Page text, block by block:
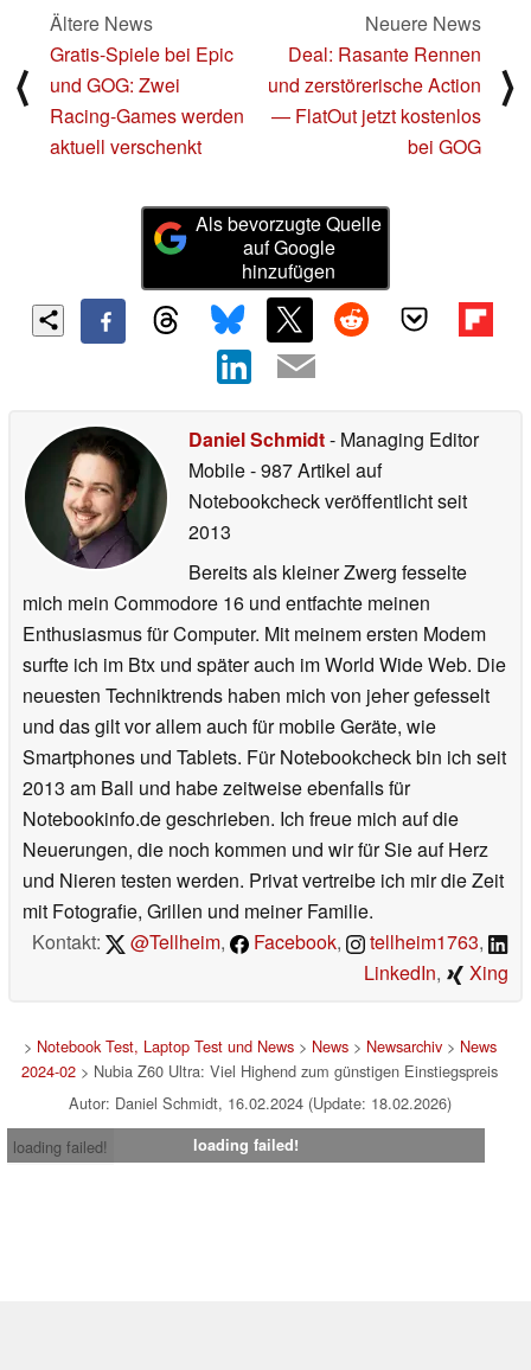
⟨
Ältere News
Gratis-Spiele bei Epic
und GOG: Zwei
Racing-Games werden
aktuell verschenkt
Neuere News
Deal: Rasante Rennen
und zerstörerische Action
— FlatOut jetzt kostenlos
bei GOG
⟩
Als bevorzugte Quelle
auf Google
hinzufügen
Daniel Schmidt- Managing Editor
Mobile- 987 Artikel auf
Notebookcheck veröffentlichtseit
2013
Bereits als kleiner Zwerg fesselte
mich mein Commodore 16 und entfachte meinen
Enthusiasmus für Computer. Mit meinem ersten Modem
surfte ich im Btx und später auch im World Wide Web. Die
neuesten Techniktrends haben mich von jeher gefesselt
und das gilt vor allem auch für mobile Geräte, wie
Smartphones und Tablets. Für Notebookcheck bin ich seit
2013 am Ball und habe zeitweise ebenfalls für
Notebookinfo.de geschrieben. Ich freue mich auf die
Neuerungen, die noch kommen und wir für Sie auf Herz
und Nieren testen werden. Privat vertreibe ich mir die Zeit
mit Fotografie, Grillen und meiner Familie.
Kontakt:
@Tellheim, Facebook, tellheim1763,
LinkedIn, Xing
> Notebook Test, Laptop Test und News> News> Newsarchiv> News
2024-02 > Nubia Z60 Ultra: Viel Highend zum günstigen Einstiegspreis
Autor: Daniel Schmidt, 16.02.2024 (Update: 18.02.2026)
loading failed!
loading failed!